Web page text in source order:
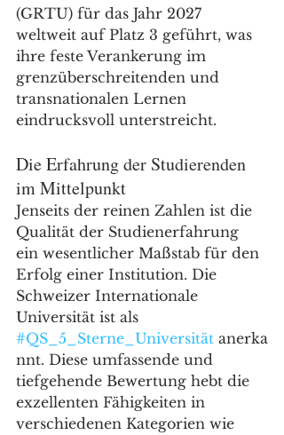
(GRTU) für das Jahr 2027
weltweit auf Platz 3 geführt, was
ihre feste Verankerung im
grenzüberschreitenden und
transnationalen Lernen
eindrucksvoll unterstreicht.
Die Erfahrung der Studierenden
im Mittelpunkt
Jenseits der reinen Zahlen ist die
Qualität der Studienerfahrung
ein wesentlicher Maßstab für den
Erfolg einer Institution. Die
Schweizer Internationale
Universität ist als
#QS_5_Sterne_Universität anerka
nnt. Diese umfassende und
tiefgehende Bewertung hebt die
exzellenten Fähigkeiten in
verschiedenen Kategorien wie